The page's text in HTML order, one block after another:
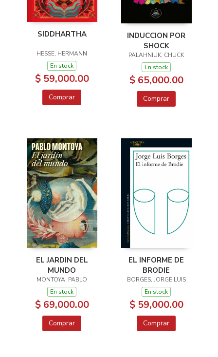
SIDDHARTHA
HESSE, HERMANN
En stock
$ 59,000.00
Comprar
INDUCCION POR
SHOCK
PALAHNIUK, CHUCK
En stock
$ 65,000.00
Comprar
EL JARDIN DEL
MUNDO
MONTOYA, PABLO
En stock
$ 69,000.00
Comprar
EL INFORME DE
BRODIE
BORGES, JORGE LUIS
En stock
$ 59,000.00
Comprar